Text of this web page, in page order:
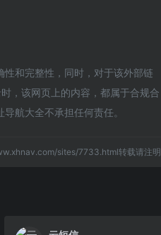
和完整性，同时，对于该外部链
，该网页上的内容，都属于合规合
航大全不承担任何责任。
sites/7733.html转载请注明